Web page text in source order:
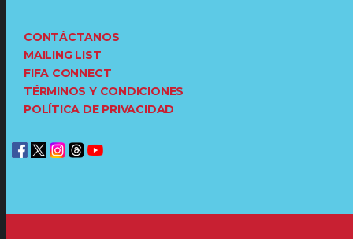
CONTÁCTANOS
MAILING LIST
FIFA CONNECT
TÉRMINOS Y CONDICIONES
POLÍTICA DE PRIVACIDAD